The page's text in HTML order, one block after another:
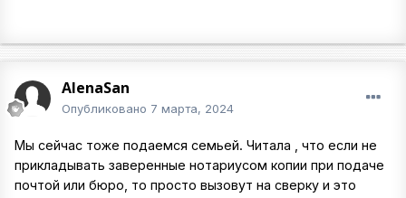
AlenaSan
Опубликовано 7 марта, 2024
Мы сейчас тоже подаемся семьей. Читала , что если не
прикладывать заверенные нотариусом копии при подаче
почтой или бюро, то просто вызовут на сверку и это